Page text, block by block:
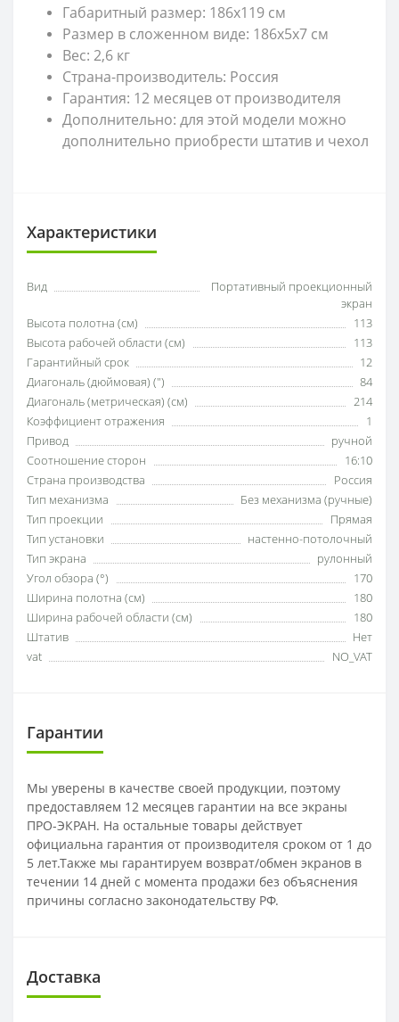
Габаритный размер: 186х119 см
Размер в сложенном виде: 186х5х7 см
Вес: 2,6 кг
Страна-производитель: Россия
Гарантия: 12 месяцев от производителя
Дополнительно: для этой модели можно
дополнительно приобрести штатив и чехол
Характеристики
Вид
Портативный проекционный
экран
Высота полотна (см)
113
Высота рабочей области (см)
113
Гарантийный срок
12
Диагональ (дюймовая) (")
84
Диагональ (метрическая) (см)
214
Коэффициент отражения
1
Привод
ручной
Соотношение сторон
16:10
Страна производства
Россия
Тип механизма
Без механизма (ручные)
Тип проекции
Прямая
Тип установки
настенно-потолочный
Тип экрана
рулонный
Угол обзора (°)
170
Ширина полотна (см)
180
Ширина рабочей области (см)
180
Штатив
Нет
vat
NO_VAT
Гарантии
Мы уверены в качестве своей продукции, поэтому
предоставляем 12 месяцев гарантии на все экраны
ПРО-ЭКРАН. На остальные товары действует
официальна гарантия от производителя сроком от 1 до
5 лет.Также мы гарантируем возврат/обмен экранов в
течении 14 дней с момента продажи без объяснения
причины согласно законодательству РФ.
Доставка